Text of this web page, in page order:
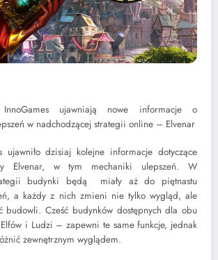
ujawniają nowe informacje o
w nadchodzącej strategii online – Elvenar
ujawniło dzisiaj kolejne informacje dotyczące
Elvenar, w tym mechaniki ulepszeń. W
budynki będą miały aż do piętnastu
a każdy z nich zmieni nie tylko wygląd, ale
budowli. Cześć budynków dostępnych dla obu
i Ludzi – zapewni te same funkcje, jednak
zewnętrznym wyglądem.